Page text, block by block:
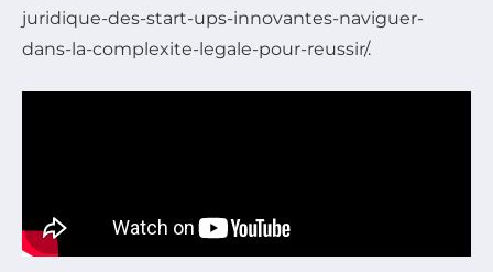
juridique-des-start-ups-innovantes-naviguer-
dans-la-complexite-legale-pour-reussir/.